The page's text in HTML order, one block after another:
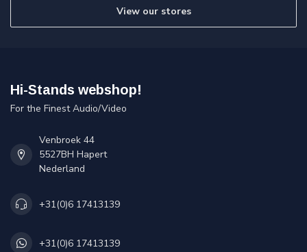
View our stores
Hi-Stands webshop!
For the Finest Audio/Video
Venbroek 44
5527BH Hapert
Nederland
+31(0)6 17413139
+31(0)6 17413139